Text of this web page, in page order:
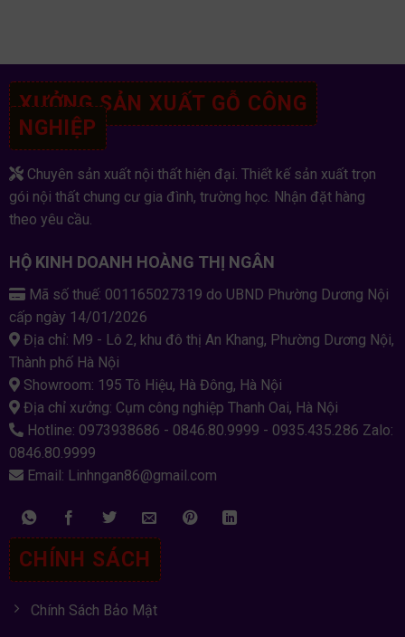
XƯỞNG SẢN XUẤT GỖ CÔNG
NGHIỆP
Chuyên sản xuất nội thất hiện đại. Thiết kế sản xuất trọn
gói nội thất chung cư gia đình, trường học. Nhận đặt hàng
theo yêu cầu.
HỘ KINH DOANH HOÀNG THỊ NGÂN
Mã số thuế: 001165027319 do UBND Phường Dương Nội
cấp ngày 14/01/2026
Địa chỉ: M9 - Lô 2, khu đô thị An Khang, Phường Dương Nội,
Thành phố Hà Nội
Showroom: 195 Tô Hiệu, Hà Đông, Hà Nội
Địa chỉ xưởng: Cụm công nghiệp Thanh Oai, Hà Nội
Hotline: 0973938686 - 0846.80.9999 - 0935.435.286 Zalo:
0846.80.9999
Email: Linhngan86@gmail.com
CHÍNH SÁCH
Chính Sách Bảo Mật